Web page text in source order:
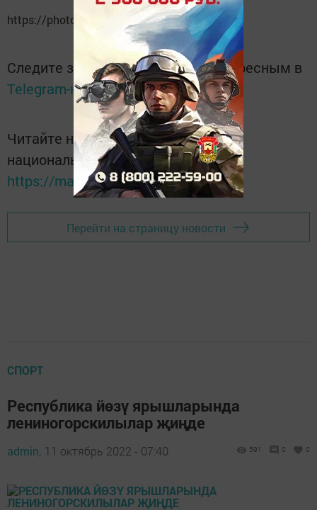
https://photo.tatar-inform.ru/
Следите за самым важным и интересным в
Telegram-каналеТатмедиа
Читайте новости Татарстана в
национальном мессенджере MАХ:
https://max.ru/tatmedia
Перейти на страницу новости
СПОРТ
Республика йөзү ярышларында
лениногорскилылар җиңде
admin, 11 октябрь 2022 - 07:40 591 0 0